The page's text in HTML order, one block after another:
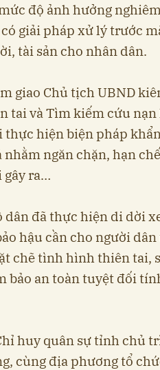
độ ảnh hưởng
giải pháp xử lý trước
tài sản cho nhân dân.
giao Chủ tịch UBND
tai và Tìm kiếm cứu
hiện biện pháp
ngăn chặn, hạn
ra…
đã thực hiện di dời
hậu cần cho người
chẽ tình hình thiên tai,
bảo an toàn tuyệt đối
huy quân sự tỉnh chủ
cùng địa phương tổ